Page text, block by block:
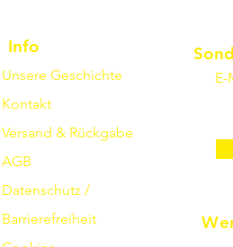
Info
Unsere Geschichte
Kontakt
Versand & Rückgabe
AGB
Datenschutz /
Barrierefreiheit
E-